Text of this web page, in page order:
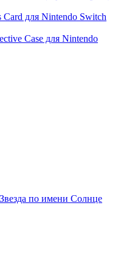
для Nintendo Switch
Case для Nintendo
по имени Солнце